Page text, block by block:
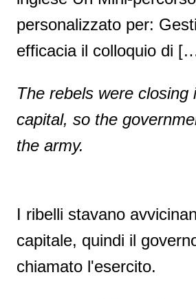
personalizzato per:
efficacia il colloquio di
The rebels were closing
capital, so the
the army.
I ribelli stavano
capitale, quindi il
chiamato l'esercito.